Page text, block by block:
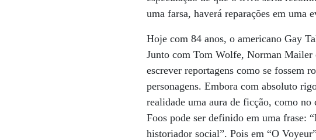
uma farsa, haverá reparações em uma
Hoje com 84 anos, o americano Gay
Junto com Tom Wolfe, Norman Mailer
escrever reportagens como se fossem
personagens. Embora com absoluto
realidade uma aura de ficção, como no
Foos pode ser definido em uma frase:
historiador social”. Pois em “O